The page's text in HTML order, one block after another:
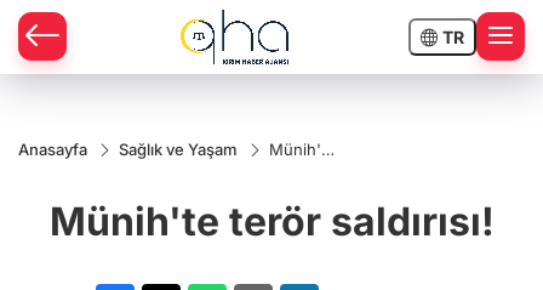
TR
Anasayfa Sağlık ve Yaşam
Münih'te
Münih'te terör saldırısı!